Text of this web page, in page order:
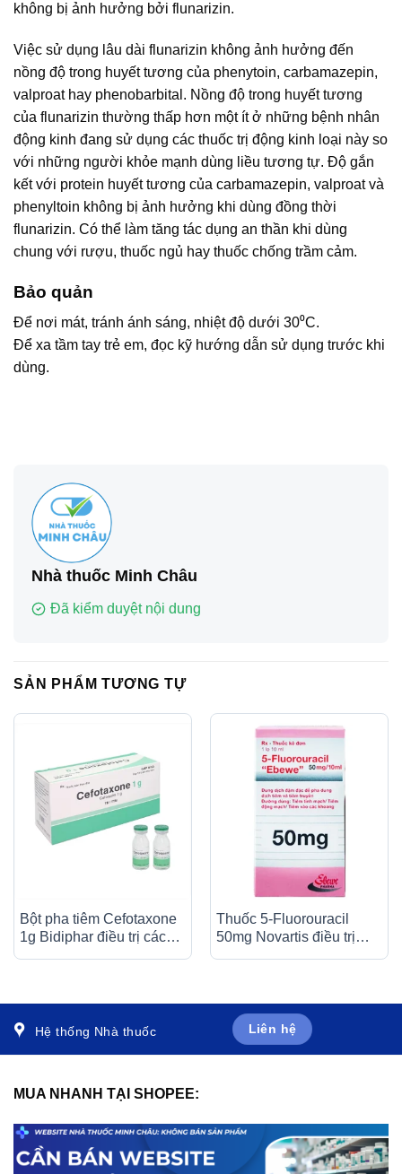
không bị ảnh hưởng bởi flunarizin.
Việc sử dụng lâu dài flunarizin không ảnh hưởng đến
nồng độ trong huyết tương của phenytoin, carbamazepin,
valproat hay phenobarbital. Nồng độ trong huyết tương
của flunarizin thường thấp hơn một ít ở những bệnh nhân
động kinh đang sử dụng các thuốc trị động kinh loại này so
với những người khỏe mạnh dùng liều tương tự. Độ gắn
kết với protein huyết tương của carbamazepin, valproat và
phenyltoin không bị ảnh hưởng khi dùng đồng thời
flunarizin. Có thể làm tăng tác dụng an thần khi dùng
chung với rượu, thuốc ngủ hay thuốc chống trầm cảm.
Bảo quản
Để nơi mát, tránh ánh sáng, nhiệt độ dưới 30⁰C.
Để xa tầm tay trẻ em, đọc kỹ hướng dẫn sử dụng trước khi
dùng.
Nhà thuốc Minh Châu
Đã kiểm duyệt nội dung
SẢN PHẨM TƯƠNG TỰ
Bột pha tiêm Cefotaxone
1g Bidiphar điều trị các
Thuốc 5-Fluorouracil
50mg Novartis điều trị
Hệ thống Nhà thuốc Liên hệ
MUA NHANH TẠI SHOPEE: